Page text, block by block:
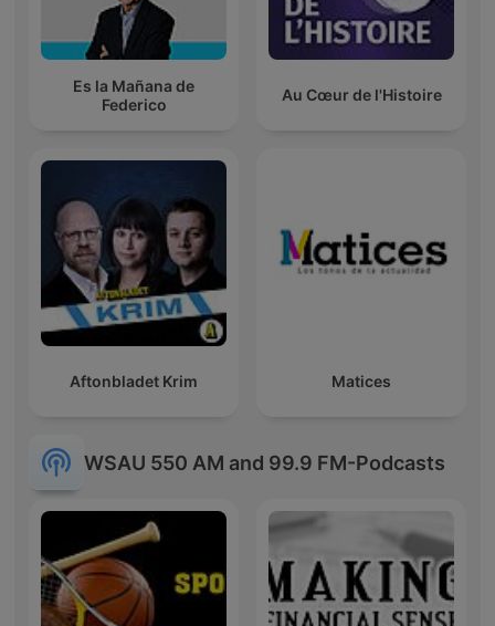
Es la Mañana de
Federico
Au Cœur de l'Histoire
Aftonbladet Krim Matices
WSAU 550 AM and 99.9 FM-Podcasts